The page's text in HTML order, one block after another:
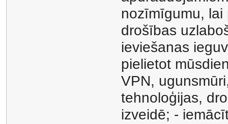
nozīmīgumu, lai
drošības
ieviešanas
pielietot
VPN,
tehnoloģijas,
izveidē; -